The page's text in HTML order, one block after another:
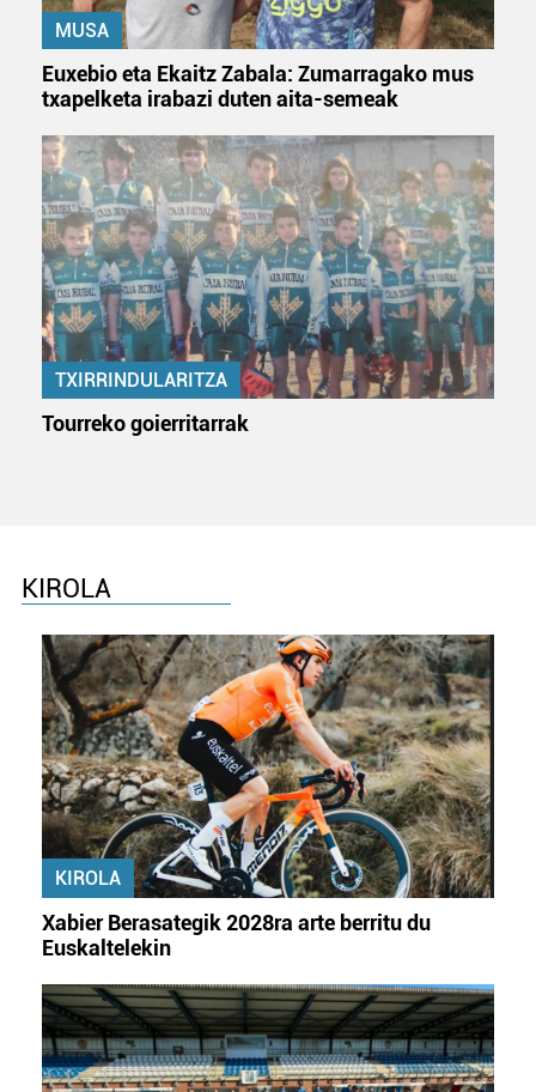
MUSA
Euxebio eta Ekaitz Zabala: Zumarragako mus
txapelketa irabazi duten aita-semeak
TXIRRINDULARITZA
Tourreko goierritarrak
KIROLA
KIROLA
Xabier Berasategik 2028ra arte berritu du
Euskaltelekin